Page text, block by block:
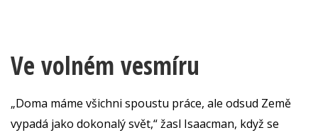
Ve volném vesmíru
„Doma máme všichni spoustu práce, ale odsud Země
vypadá jako dokonalý svět,“ žasl Isaacman, když se